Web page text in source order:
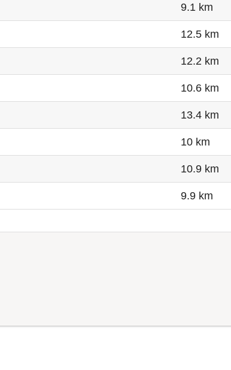
9.1 km
12.5 km
12.2 km
10.6 km
13.4 km
10 km
10.9 km
9.9 km